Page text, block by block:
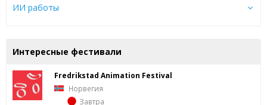
ИИ работы
Интересные фестивали
Fredrik­stad Ani­ma­tion Fes­ti­val
Норвегия
Завтра